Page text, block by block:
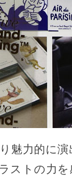
魅力的に
ストの力